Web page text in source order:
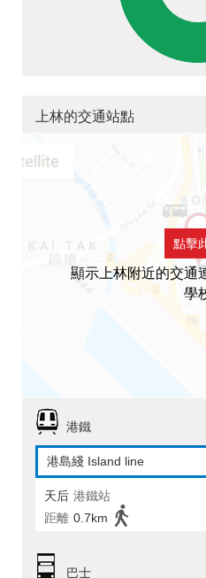
上林的交通站點
點擊
顯示上林附近的交通
學
港鐵
港島綫 Island line
天后 港鐵站
距離 0.7km
巴士